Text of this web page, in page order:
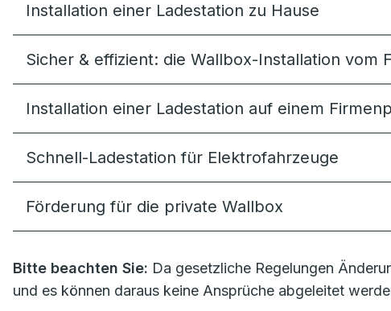
Installation einer Ladestation zu Hause
Sicher & effizient: die Wallbox-Installation vom
Installation einer Ladestation auf einem
Schnell-Ladestation für Elektrofahrzeuge
Förderung für die private Wallbox
Bitte beachten Sie: Da gesetzliche Regelungen
und es können daraus keine Ansprüche abgeleitet